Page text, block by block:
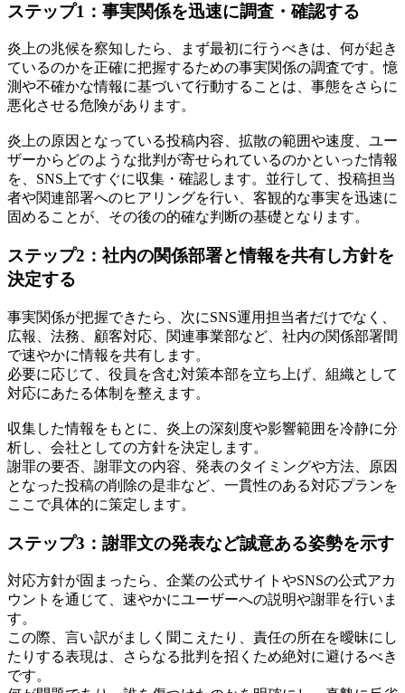
ステップ1：事実関係を迅速に調査・確認する
炎上の兆候を察知したら、まず最初に行うべきは、何が起き
ているのかを正確に把握するための事実関係の調査です。憶
測や不確かな情報に基づいて行動することは、事態をさらに
悪化させる危険があります。
炎上の原因となっている投稿内容、拡散の範囲や速度、ユー
ザーからどのような批判が寄せられているのかといった情報
を、SNS上ですぐに収集・確認します。並行して、投稿担当
者や関連部署へのヒアリングを行い、客観的な事実を迅速に
固めることが、その後の的確な判断の基礎となります。
ステップ2：社内の関係部署と情報を共有し方針を
決定する
事実関係が把握できたら、次にSNS運用担当者だけでなく、
広報、法務、顧客対応、関連事業部など、社内の関係部署間
で速やかに情報を共有します。
必要に応じて、役員を含む対策本部を立ち上げ、組織として
対応にあたる体制を整えます。
収集した情報をもとに、炎上の深刻度や影響範囲を冷静に分
析し、会社としての方針を決定します。
謝罪の要否、謝罪文の内容、発表のタイミングや方法、原因
となった投稿の削除の是非など、一貫性のある対応プランを
ここで具体的に策定します。
ステップ3：謝罪文の発表など誠意ある姿勢を示す
対応方針が固まったら、企業の公式サイトやSNSの公式アカ
ウントを通じて、速やかにユーザーへの説明や謝罪を行いま
す。
この際、言い訳がましく聞こえたり、責任の所在を曖昧にし
たりする表現は、さらなる批判を招くため絶対に避けるべき
です。